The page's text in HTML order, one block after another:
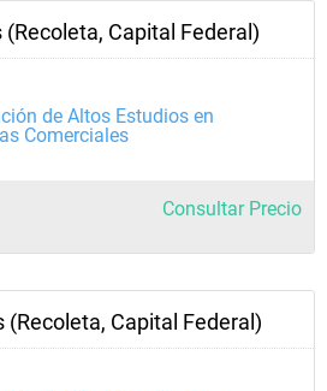
Capital Federal)
de Altos Estudios en
Comerciales
Consultar Precio
(Recoleta, Capital Federal)